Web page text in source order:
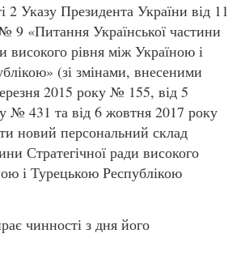
2 Указу Президента України від 11
9 «Питання Української частини
високого рівня між Україною і
(зі змінами, внесеними
2015 року № 155, від 5
№ 431 та від 6 жовтня 2017 року
новий персональний склад
Стратегічної ради високого
і Турецькою Республікою
чинності з дня його